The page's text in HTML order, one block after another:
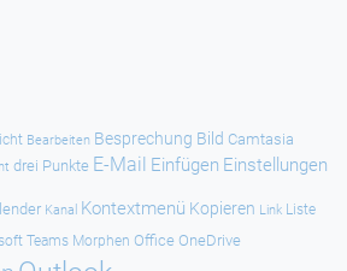
Bearbeiten Besprechung Bild Camtasia
drei Punkte E-Mail Einfügen Einstellungen
Kanal Kontextmenü Kopieren Link Liste
Teams Morphen Office OneDrive